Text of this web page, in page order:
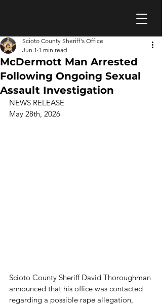
McDermott Man Arrested
Following Ongoing Sexual
Assault Investigation
Scioto County Sheriff's Office
Jun 1 1 min read
NEWS RELEASE
May 28th, 2026
Scioto County Sheriff David Thoroughman
announced that his office was contacted
regarding a possible rape allegation,